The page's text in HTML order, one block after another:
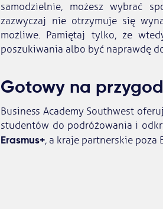
samodzielnie, możesz wybrać
zazwyczaj nie otrzymuje się
możliwe. Pamiętaj tylko, że
poszukiwania albo być naprawdę
Gotowy na
Business Academy Southwest
studentów do podróżowania i
Erasmus+, a kraje partnerskie poza